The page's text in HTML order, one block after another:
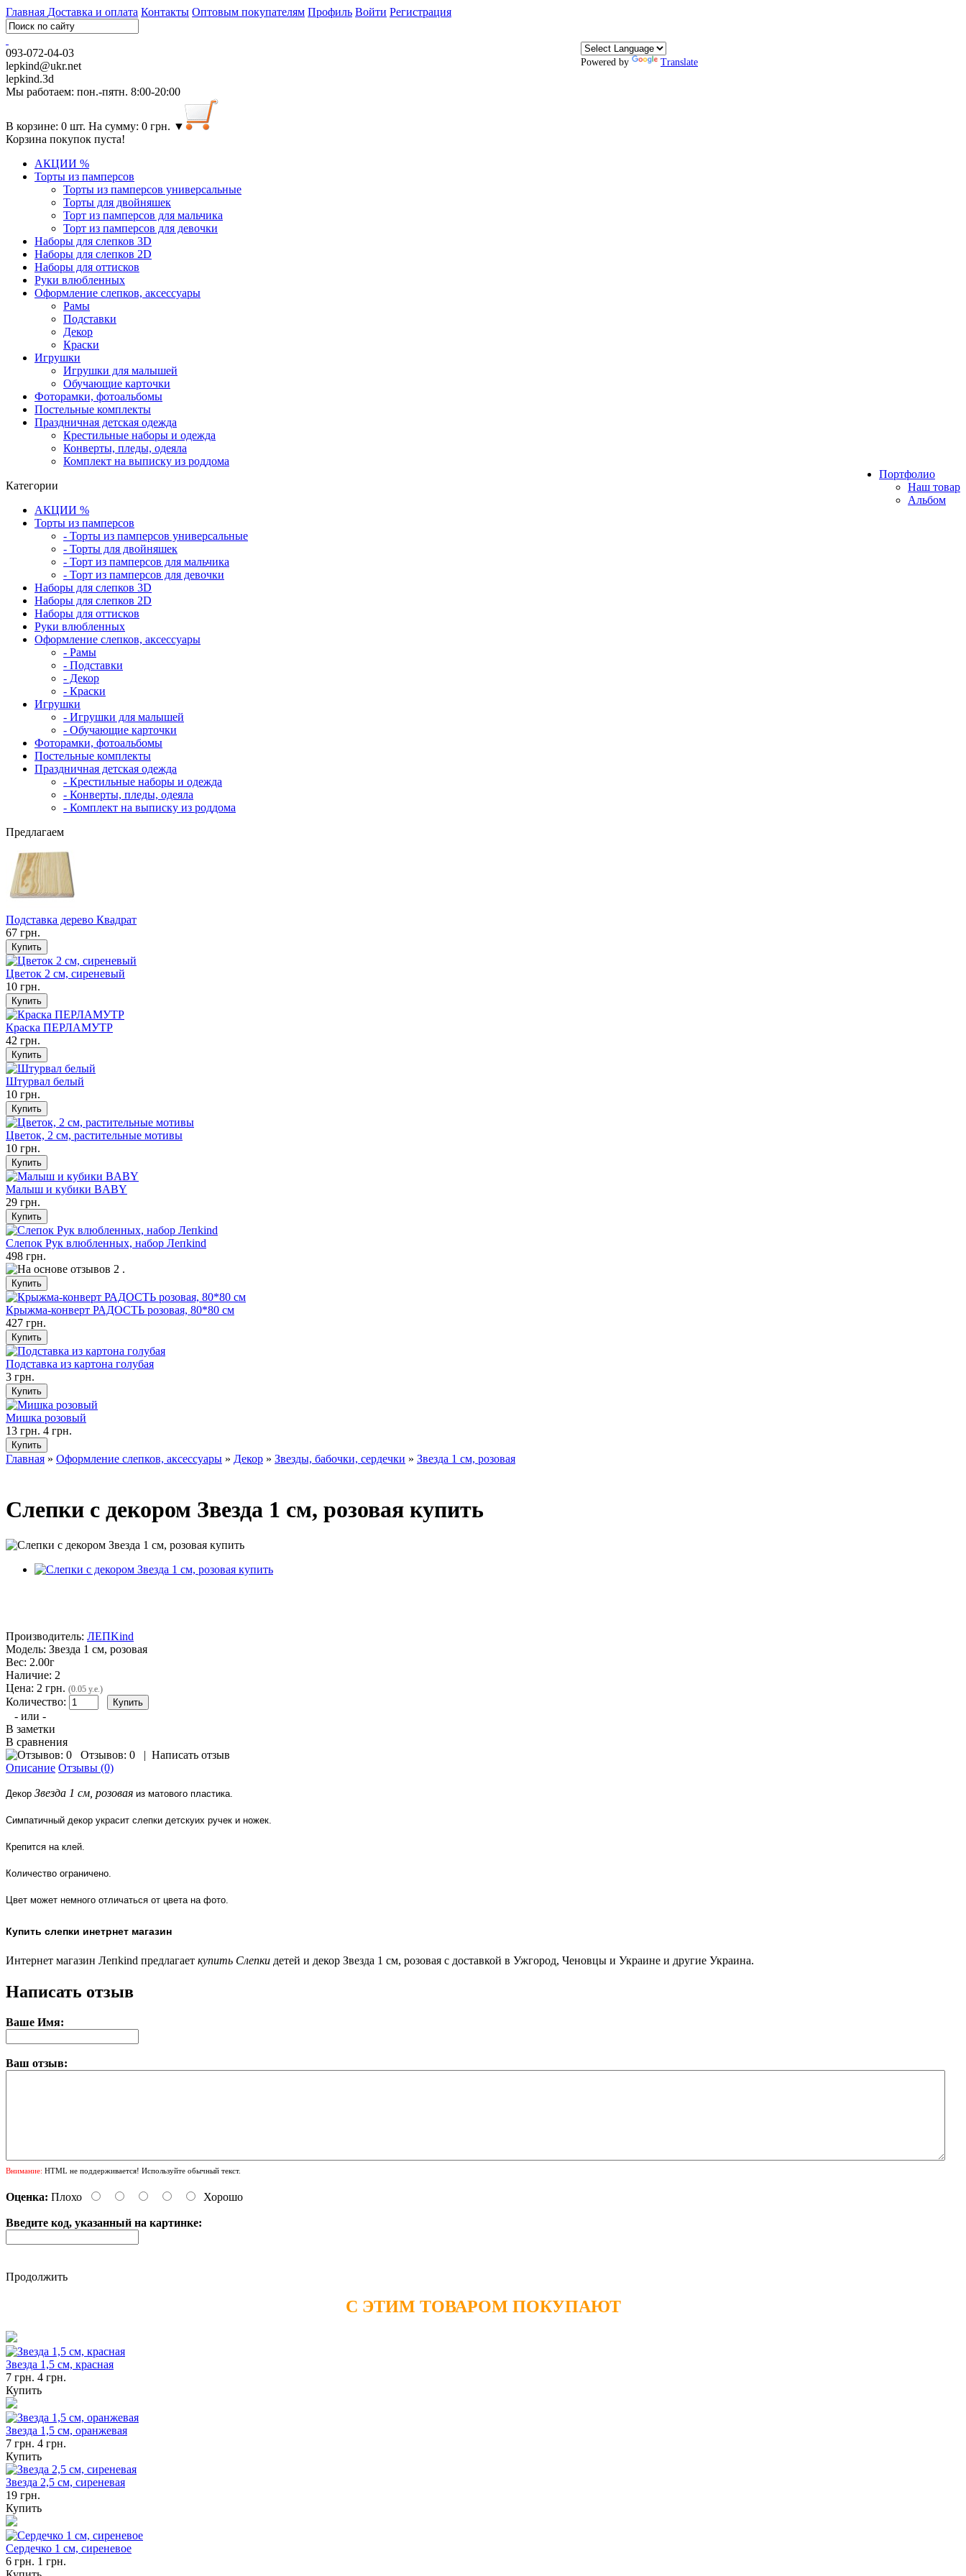
Главная Доставка и оплата Контакты Оптовым покупателям Профиль Войти Регистрация
093-072-04-03
lepkind@ukr.net
lepkind.3d
Мы работаем: пон.-пятн. 8:00-20:00
Powered by Translate
В корзине: 0 шт. На сумму: 0 грн. ▼
Корзина покупок пуста!
АКЦИИ %
Торты из памперсов
Торты из памперсов универсальные
Торты для двойняшек
Торт из памперсов для мальчика
Торт из памперсов для девочки
Наборы для слепков 3D
Наборы для слепков 2D
Наборы для оттисков
Руки влюбленных
Оформление слепков, аксессуары
Рамы
Подставки
Декор
Краски
Игрушки
Игрушки для малышей
Обучающие карточки
Фоторамки, фотоальбомы
Постельные комплекты
Праздничная детская одежда
Крестильные наборы и одежда
Конверты, пледы, одеяла
Комплект на выписку из роддома
Портфолио
Наш товар
Альбом
Категории
АКЦИИ %
Торты из памперсов
- Торты из памперсов универсальные
- Торты для двойняшек
- Торт из памперсов для мальчика
- Торт из памперсов для девочки
Наборы для слепков 3D
Наборы для слепков 2D
Наборы для оттисков
Руки влюбленных
Оформление слепков, аксессуары
- Рамы
- Подставки
- Декор
- Краски
Игрушки
- Игрушки для малышей
- Обучающие карточки
Фоторамки, фотоальбомы
Постельные комплекты
Праздничная детская одежда
- Крестильные наборы и одежда
- Конверты, пледы, одеяла
- Комплект на выписку из роддома
Предлагаем
Подставка дерево Квадрат
67 грн.
Цветок 2 см, сиреневый
10 грн.
Краска ПЕРЛАМУТР
42 грн.
Штурвал белый
10 грн.
Цветок, 2 см, растительные мотивы
10 грн.
Малыш и кубики BABY
29 грн.
Слепок Рук влюбленных, набор Лепkind
498 грн.
Крыжма-конверт РАДОСТЬ розовая, 80*80 см
427 грн.
Подставка из картона голубая
3 грн.
Мишка розовый
13 грн. 4 грн.
Главная » Оформление слепков, аксессуары » Декор » Звезды, бабочки, сердечки » Звезда 1 см, розовая
Слепки с декором Звезда 1 см, розовая купить
Производитель: ЛЕПKind
Модель: Звезда 1 см, розовая
Вес: 2.00г
Наличие: 2
Цена: 2 грн. (0.05 у.е.)
Количество:
- или -
В заметки
В сравнения
Отзывов: 0 | Написать отзыв
Описание Отзывы (0)
Декор Звезда 1 см, розовая из матового пластика.
Симпатичный декор украсит слепки детскуих ручек и ножек.
Крепится на клей.
Количество ограничено.
Цвет может немного отличаться от цвета на фото.
Купить слепки инетрнет магазин
Интернет магазин Лепkind предлагает купить Слепки детей и декор Звезда 1 см, розовая с доставкой в Ужгород, Ченовцы и Украине и другие Украина.
Написать отзыв
Ваше Имя:
Ваш отзыв:
Внимание: HTML не поддерживается! Используйте обычный текст.
Оценка: Плохо Хорошо
Введите код, указанный на картинке:
Продолжить
С ЭТИМ ТОВАРОМ ПОКУПАЮТ
Звезда 1,5 см, красная
7 грн. 4 грн.
Купить
Звезда 1,5 см, оранжевая
7 грн. 4 грн.
Купить
Звезда 2,5 см, сиреневая
19 грн.
Купить
Сердечко 1 см, сиреневое
6 грн. 1 грн.